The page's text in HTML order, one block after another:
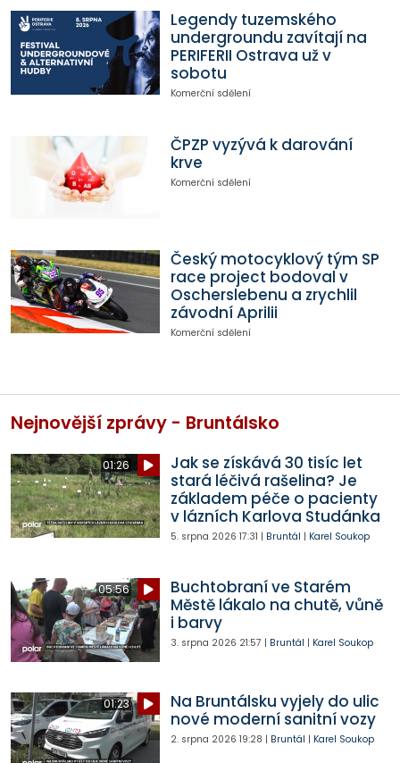
Legendy tuzemského
undergroundu zavítají na
PERIFERII Ostrava už v
sobotu
Komerční sdělení
ČPZP vyzývá k darování
krve
Komerční sdělení
Český motocyklový tým SP
race project bodoval v
Oscherslebenu a zrychlil
závodní Aprilii
Komerční sdělení
Nejnovější zprávy - Bruntálsko
01:26
Jak se získává 30 tisíc let
stará léčivá rašelina? Je
základem péče o pacienty
v lázních Karlova Studánka
5. srpna 2026 17:31 | Bruntál | Karel Soukop
05:56
Buchtobraní ve Starém
Městě lákalo na chutě, vůně
i barvy
3. srpna 2026 21:57 | Bruntál | Karel Soukop
01:23
Na Bruntálsku vyjely do ulic
nové moderní sanitní vozy
2. srpna 2026 19:28 | Bruntál | Karel Soukop